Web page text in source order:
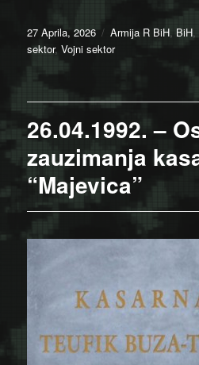
Posted
on
27 Aprila, 2026 Categories
Armija R BiH, BiH,
sektor,Vojni sektor
26.04.1992. –
zauzimanja
“Majevica”